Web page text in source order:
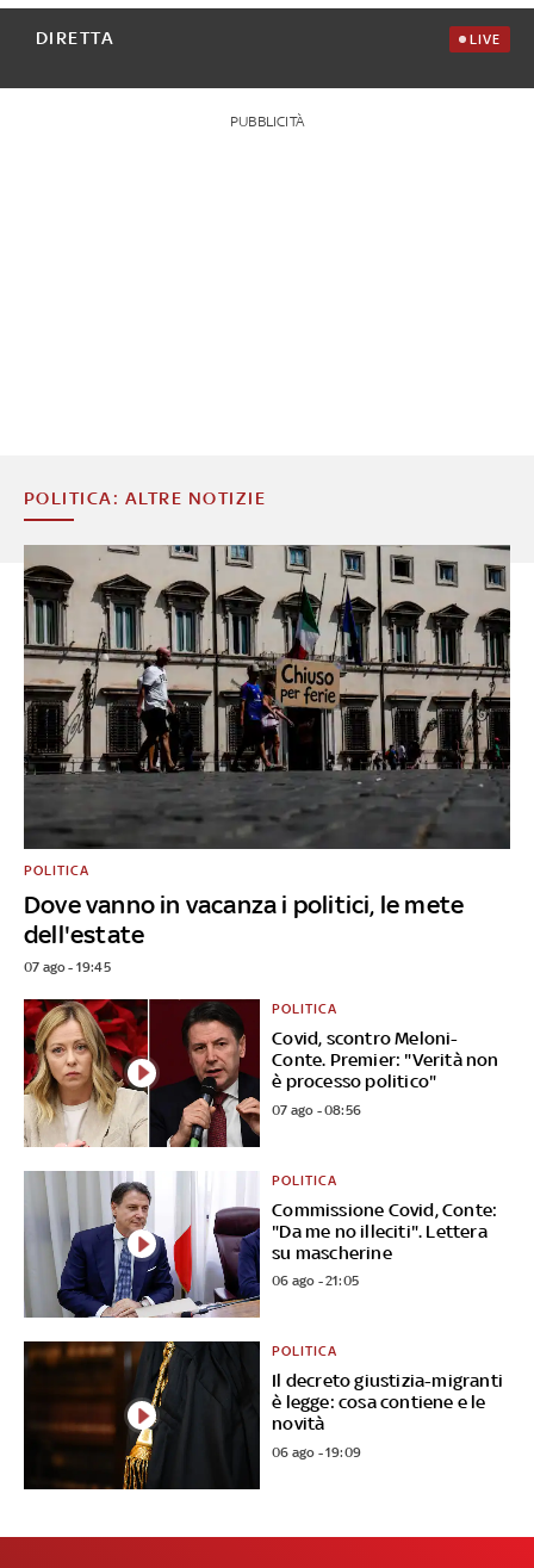
DIRETTA LIVE
PUBBLICITÀ
POLITICA: ALTRE NOTIZIE
Dove vanno in vacanza i politici, le mete
dell'estate
POLITICA
07 ago - 19:45
Covid, scontro Meloni-
Conte. Premier: "Verità non
è processo politico"
POLITICA
07 ago - 08:56
Commissione Covid, Conte:
"Da me no illeciti". Lettera
su mascherine
POLITICA
06 ago - 21:05
Il decreto giustizia-migranti
è legge: cosa contiene e le
novità
POLITICA
06 ago - 19:09